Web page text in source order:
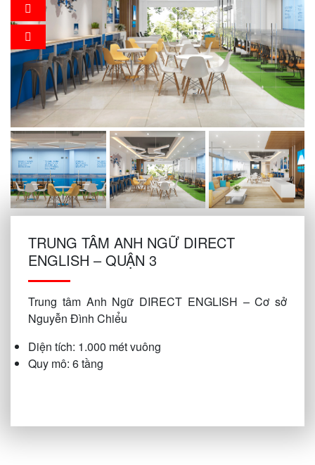
TRUNG TÂM ANH NGỮ DIRECT
ENGLISH – QUẬN 3
Trung tâm Anh Ngữ DIRECT ENGLISH – Cơ sở
Nguyễn Đình Chiểu
Diện tích: 1.000 mét vuông
Quy mô: 6 tầng